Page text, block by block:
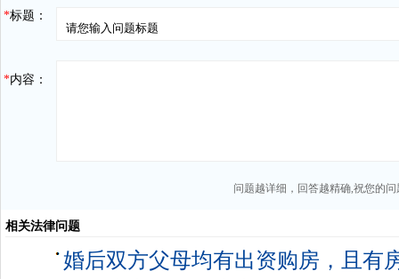
*标题：
*内容：
问题越详细，回答越精确,祝您的
相关法律问题
婚后双方父母均有出资购房，且有